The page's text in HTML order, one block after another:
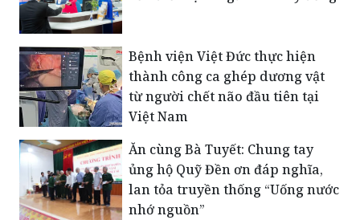
Bệnh viện Việt Đức thực hiện
thành công ca ghép dương vật
từ người chết não đầu tiên tại
Việt Nam
Ăn cùng Bà Tuyết: Chung tay
ủng hộ Quỹ Đền ơn đáp nghĩa,
lan tỏa truyền thống “Uống nước
nhớ nguồn”